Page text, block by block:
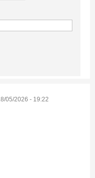
05/2026 - 19:22